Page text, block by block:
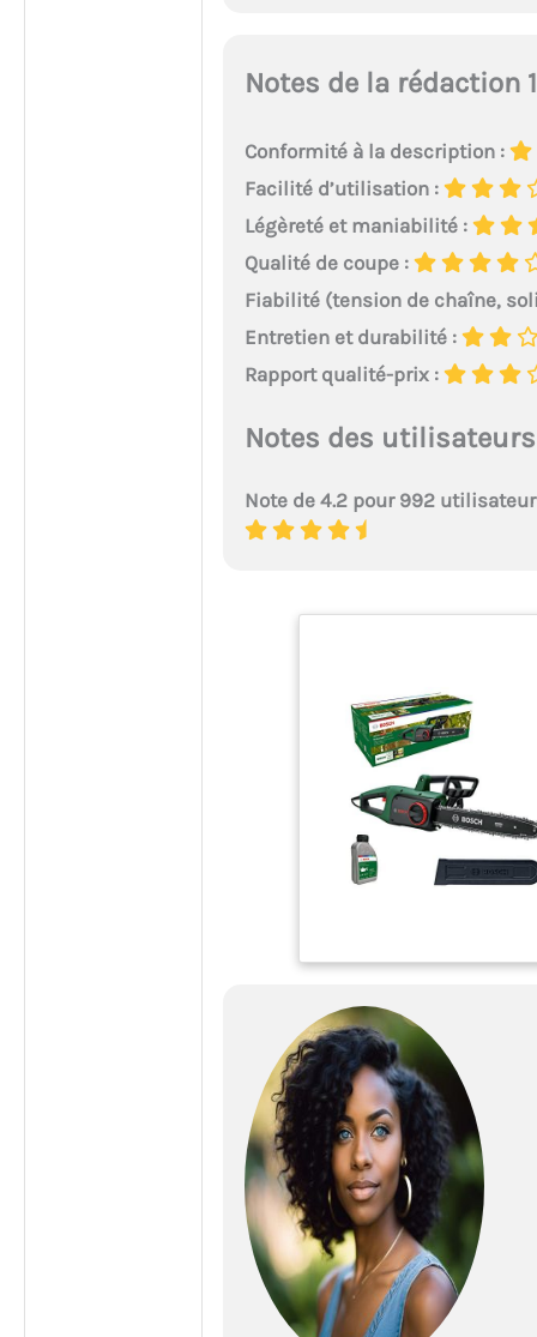
Notes de la rédaction
Conformité à la description :
Facilité d’utilisation :
Légèreté et maniabilité :
Qualité de coupe :
Fiabilité (tension de chaîne,
Entretien et durabilité :
Rapport qualité-prix :
Notes des
Note de 4.2 pour 992